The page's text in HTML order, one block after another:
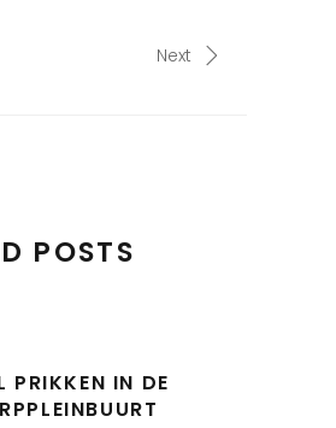
Next
POSTS
PRIKKEN IN DE